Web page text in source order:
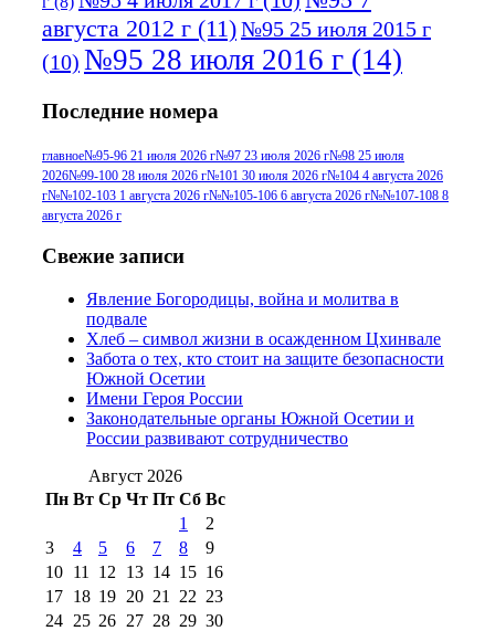
августа 2012 г (11)№95 25 июля 2015 г
(10) №95 28 июля 2016 г (14)
июля 2017 г(11)№96 9 августа 2012
г(13) №96 28 июля 2015 г(9) №96+97 3
июля 2014 г(10)№96+97 30 июля
2016 г(13)
июля 2017 г
2012 г
(15)
№97 30 июля 2015 г
(15)№98 1 августа 2015 г
августа 2016 г(10)№98 5 июля 2014 г(10)
№98 8 августа 2013 г
августа 2012 г(14) №98+99 11 июля
2017 г(9)
№99 4 августа
2016 г(12) №99 8 июля 2014 г
августа 2012 г(11)
августа 2013 г
(12)
Последние номера
главное№95-96 21 июля 2026 г№97 23 июля 2026 г№98 25 июля
2026№99-100 28 июля 2026 г№101 30 июля 2026 г№104 4 августа 2026
г№№102-103 1 августа 2026 г№№105-106 6 августа 2026 г№№107-108 8
августа 2026 г
Свежие записи
Явление Богородицы, война и молитва в
подвале
Хлеб – символ жизни в осажденном Цхинвале
Забота о тех, кто стоит на защите безопасности
Южной Осетии
Имени Героя России
Законодательные органы Южной Осетии и
России развивают сотрудничество
Август 2026
Пн Вт Ср Чт Пт Сб Вс
1
2
3
4 5 6 7 8
9
10 11 12 13 14 15 16
17 18 19 20 21 22 23
24 25 26 27 28 29 30